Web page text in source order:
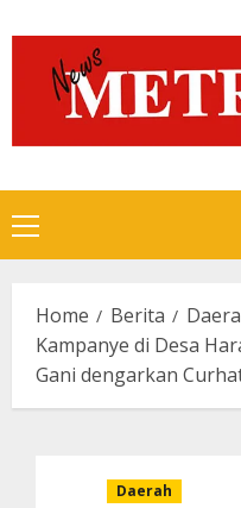
to
content
Primary
Menu
Home Berita
Kampanye di Desa
Gani dengarkan
Daerah